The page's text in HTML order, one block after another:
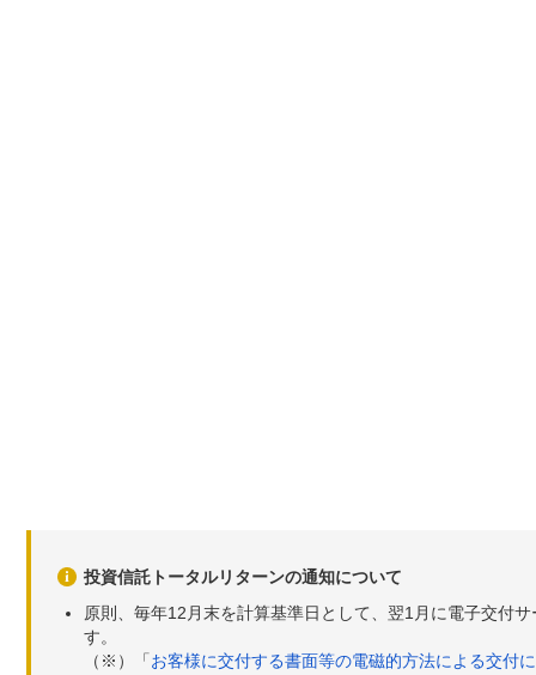
投資信託トータルリターンの通知について
原則、毎年12月末を計算基準日として、翌1月に電子交付
す。
（※）「お客様に交付する書面等の電磁的方法による交付